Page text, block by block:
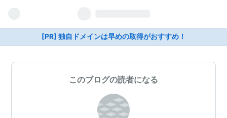
[PR] 独自ドメインは早めの取得がおすすめ！
このブログの読者になる